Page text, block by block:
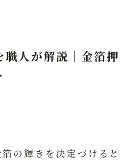
職人が解説｜金箔
の輝きを決定づける